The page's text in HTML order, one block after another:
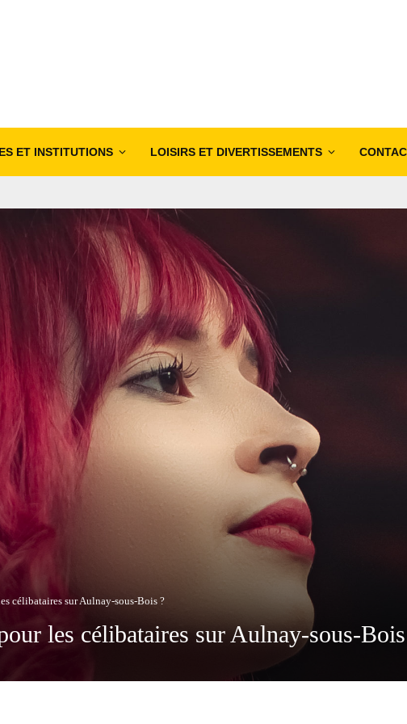
ET INSTITUTIONS LOISIRS ET DIVERTISSEMENTS
célibataires sur Aulnay-sous-Bois ?
les célibataires sur Aulnay-sous-